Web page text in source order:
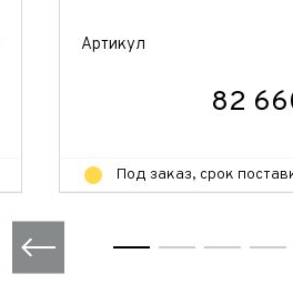
Артикул
82
Под заказ, срок